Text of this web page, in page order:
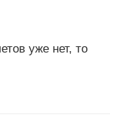
уже нет, то